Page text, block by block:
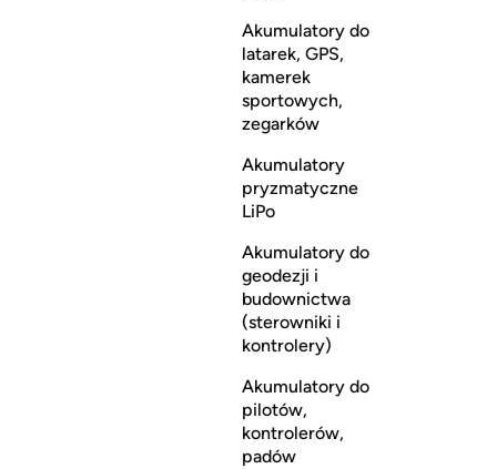
Akumulatory do
latarek, GPS,
kamerek
sportowych,
zegarków
Akumulatory
pryzmatyczne
LiPo
Akumulatory do
geodezji i
budownictwa
(sterowniki i
kontrolery)
Akumulatory do
pilotów,
kontrolerów,
padów